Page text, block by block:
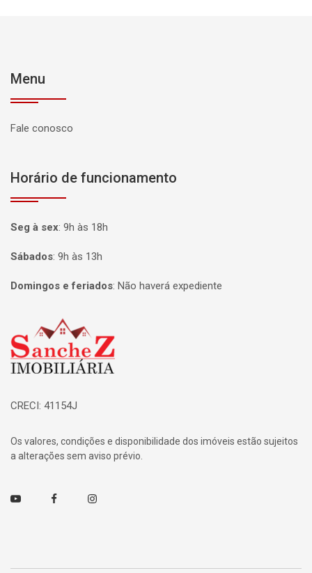
Menu
Fale conosco
Horário de funcionamento
Seg à sex: 9h às 18h
Sábados: 9h às 13h
Domingos e feriados: Não haverá expediente
Página inicial
CRECI: 41154J
Os valores, condições e disponibilidade dos imóveis estão sujeitos
a alterações sem aviso prévio.
Youtube FacebookInstagram